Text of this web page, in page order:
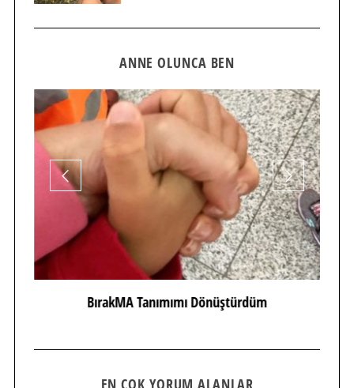
ANNE OLUNCA BEN
BırakMA Tanımımı Dönüştürdüm
EN ÇOK YORUM ALANLAR